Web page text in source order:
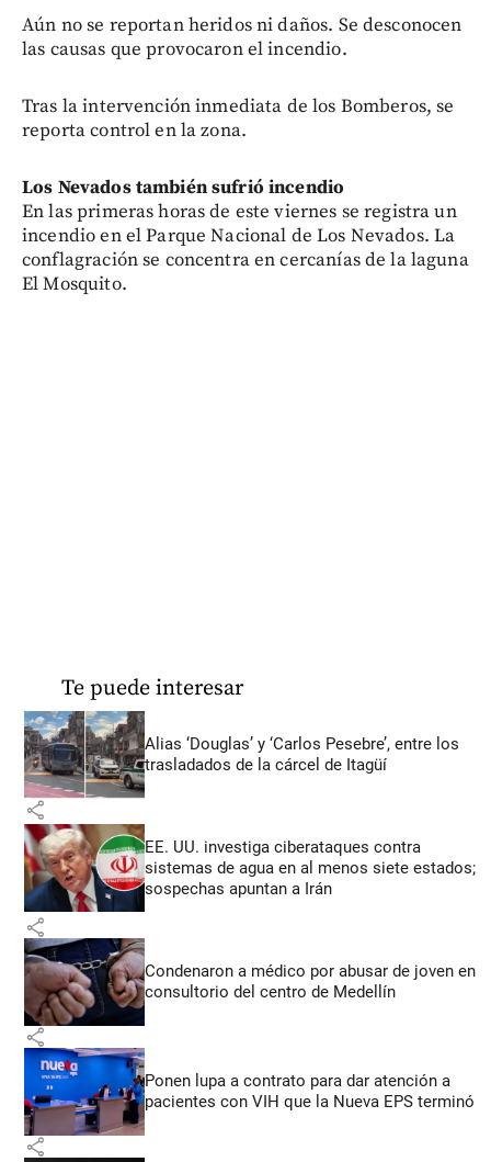
Aún no se reportan heridos ni daños. Se desconocen
las causas que provocaron el incendio.
Tras la intervención inmediata de los Bomberos, se
reporta control en la zona.
Los Nevados también sufrió incendio
En las primeras horas de este viernes se registra un
incendio en el Parque Nacional de Los Nevados. La
conflagración se concentra en cercanías de la laguna
El Mosquito.
Te puede interesar
Alias ‘Douglas’ y ‘Carlos Pesebre’, entre los
trasladados de la cárcel de Itagüí
share
EE. UU. investiga ciberataques contra
sistemas de agua en al menos siete estados;
sospechas apuntan a Irán
share
Condenaron a médico por abusar de joven en
consultorio del centro de Medellín
share
Ponen lupa a contrato para dar atención a
pacientes con VIH que la Nueva EPS terminó
share